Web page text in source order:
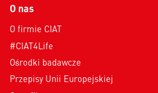
O nas
O firmie CIAT
#CIAT4Life
Ośrodki badawcze
Przepisy Unii Europejskiej